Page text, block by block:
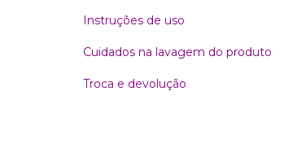
Instruções de uso
Cuidados na lavagem do produto
Troca e devolução